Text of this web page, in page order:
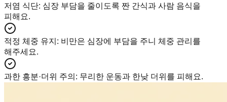
저염 식단: 심장 부담을 줄이도록 짠 간식과 사람 음식을
피해요.
적정 체중 유지 : 비만은 심장에 부담을 주니 체중 관리를
해주세요.
과한 흥분·더위 주의 : 무리한 운동과 한낮 더위를 피해요.